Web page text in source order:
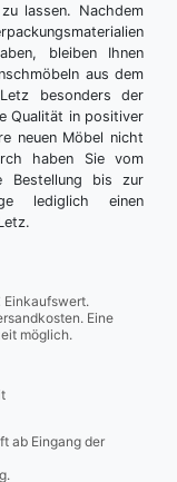
lassen. Nachdem
bleiben Ihnen
aus dem
besonders der
Qualität in positiver
neuen Möbel nicht
haben Sie vom
Bestellung bis zur
lediglich einen
Eine
möglich.
ab Eingang der